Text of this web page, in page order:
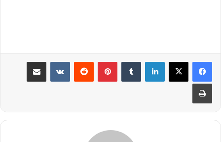
لينكدإن بينتيريست
مشاركة عبر البريد
طباعة